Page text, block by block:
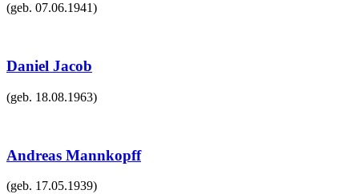
(geb. 07.06.1941)
Daniel Jacob
(geb. 18.08.1963)
Andreas Mannkopff
(geb. 17.05.1939)